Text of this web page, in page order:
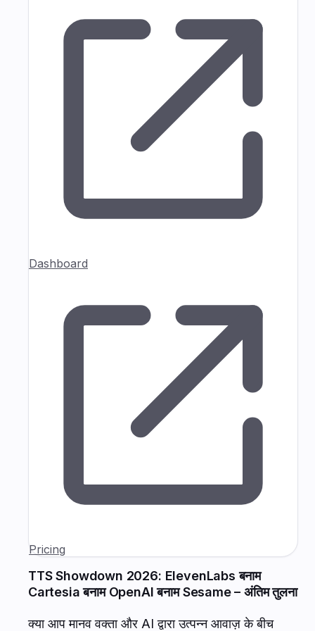
Dashboard
Pricing
TTS Showdown 2026: ElevenLabs बनाम
Cartesia बनाम OpenAI बनाम Sesame – अंतिम तुलना
क्या आप मानव वक्ता और AI द्वारा उत्पन्न आवाज़ के बीच